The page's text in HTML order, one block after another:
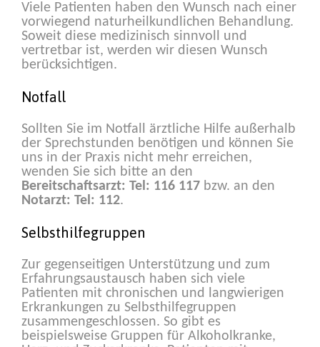
Viele Patienten haben den Wunsch nach einer
vorwiegend naturheilkundlichen Behandlung.
Soweit diese medizinisch sinnvoll und
vertretbar ist, werden wir diesen Wunsch
berücksichtigen.
Notfall
Sollten Sie im Notfall ärztliche Hilfe außerhalb
der Sprechstunden benötigen und können Sie
uns in der Praxis nicht mehr erreichen,
wenden Sie sich bitte an den
Bereitschaftsarzt: Tel: 116 117 bzw. an den
Notarzt: Tel: 112.
Selbsthilfegruppen
Zur gegenseitigen Unterstützung und zum
Erfahrungsaustausch haben sich viele
Patienten mit chronischen und langwierigen
Erkrankungen zu Selbsthilfegruppen
zusammengeschlossen. So gibt es
beispielsweise Gruppen für Alkoholkranke,